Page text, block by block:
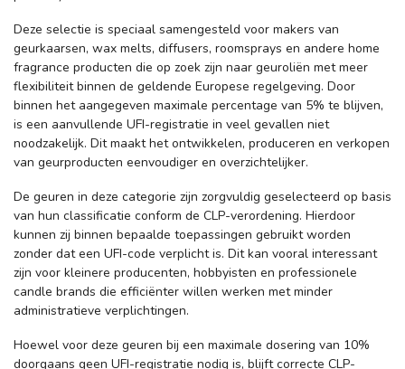
Deze selectie is speciaal samengesteld voor makers van
geurkaarsen, wax melts, diffusers, roomsprays en andere home
fragrance producten die op zoek zijn naar geuroliën met meer
flexibiliteit binnen de geldende Europese regelgeving. Door
binnen het aangegeven maximale percentage van 5% te blijven,
is een aanvullende UFI-registratie in veel gevallen niet
noodzakelijk. Dit maakt het ontwikkelen, produceren en verkopen
van geurproducten eenvoudiger en overzichtelijker.
De geuren in deze categorie zijn zorgvuldig geselecteerd op basis
van hun classificatie conform de CLP-verordening. Hierdoor
kunnen zij binnen bepaalde toepassingen gebruikt worden
zonder dat een UFI-code verplicht is. Dit kan vooral interessant
zijn voor kleinere producenten, hobbyisten en professionele
candle brands die efficiënter willen werken met minder
administratieve verplichtingen.
Hoewel voor deze geuren bij een maximale dosering van 10%
doorgaans geen UFI-registratie nodig is, blijft correcte CLP-